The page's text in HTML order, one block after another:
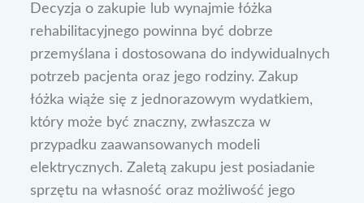
Decyzja o zakupie lub wynajmie łóżka
rehabilitacyjnego powinna być dobrze
przemyślana i dostosowana do indywidualnych
potrzeb pacjenta oraz jego rodziny. Zakup
łóżka wiąże się z jednorazowym wydatkiem,
który może być znaczny, zwłaszcza w
przypadku zaawansowanych modeli
elektrycznych. Zaletą zakupu jest posiadanie
sprzętu na własność oraz możliwość jego